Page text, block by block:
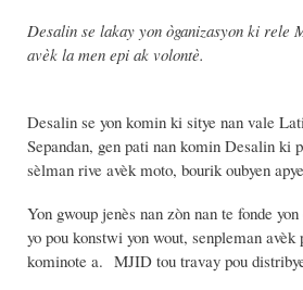
Desalin se lakay yon òganizasyon ki rele
avèk la men epi ak volontè.
Desalin se yon komin ki sitye nan vale
Sepandan, gen pati nan komin Desalin
sèlman rive avèk moto, bourik oubyen
Yon gwoup jenès nan zòn nan te fonde
yo pou konstwi yon wout, senpleman
kominote a. MJID tou travay pou